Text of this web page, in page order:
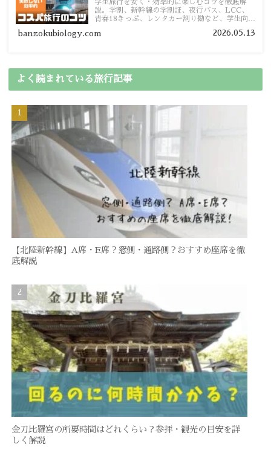
学生旅行を安く・効率的に楽しむコツを徹底解
説。学割、新幹線の学割証、夜行バス、LCC、
青春18きっぷ、レンタカー割り勘など、学生向け
banzokubiology.com 2026.05.13
よく読まれている旅行記事
【北陸新幹線】A席・E席？窓側・通路側？おすすめ座席を徹
底解説
金刀比羅宮の所要時間はどれくらい？参拝・観光の目安を詳
しく解説